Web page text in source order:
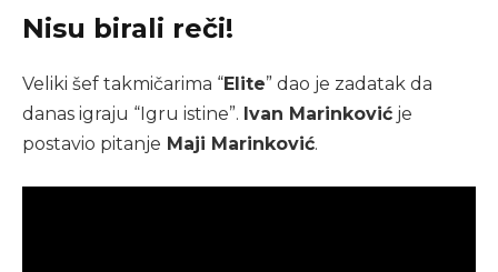
Nisu birali reči!
Veliki šef takmičarima “Elite” dao je zadatak da
danas igraju “Igru istine”. Ivan Marinković je
postavio pitanje Maji Marinković.